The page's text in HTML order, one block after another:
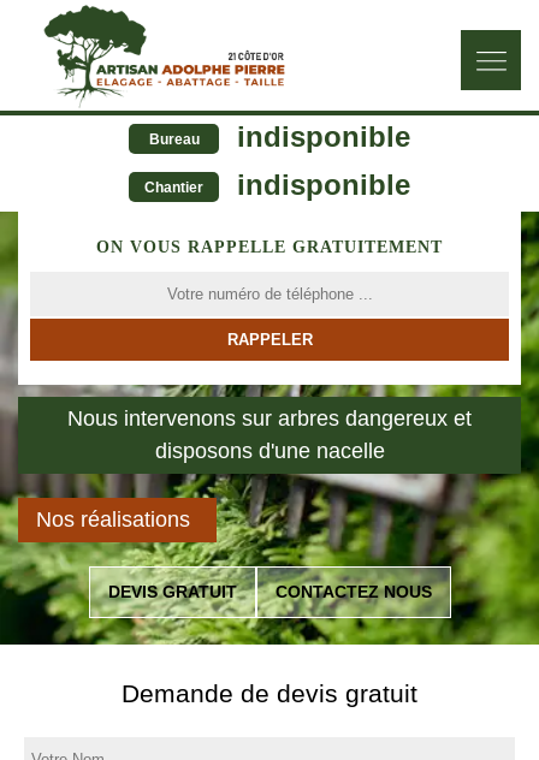
Bureau indisponible
Chantier indisponible
ON VOUS RAPPELLE GRATUITEMENT
Nous intervenons sur arbres dangereux et
disposons d'une nacelle
Nos réalisations
DEVIS GRATUIT CONTACTEZ NOUS
Demande de devis gratuit